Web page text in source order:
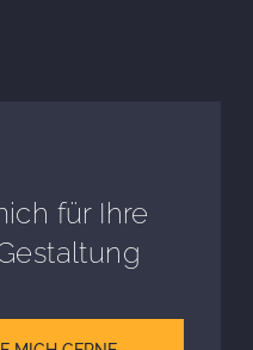
für Ihre